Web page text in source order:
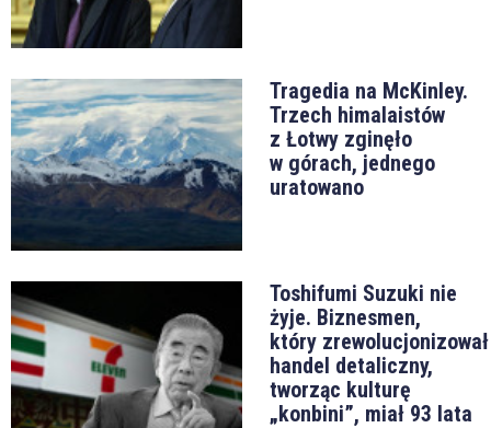
Tragedia na McKinley.
Trzech himalaistów
z Łotwy zginęło
w górach, jednego
uratowano
Toshifumi Suzuki nie
żyje. Biznesmen,
który zrewolucjonizował
handel detaliczny,
tworząc kulturę
„konbini”, miał 93 lata